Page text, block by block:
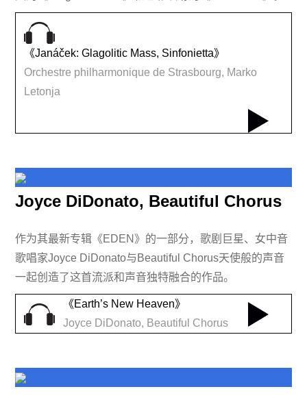
《Janáček: Glagolitic Mass, Sinfonietta》
Orchestre philharmonique de Strasbourg, Marko
Letonja
Joyce DiDonato, Beautiful Chorus
作为其最新专辑《EDEN》的一部分，歌剧巨星、女中音
歌唱家Joyce DiDonato与Beautiful Chorus天使般的声音
一起创造了这首流派和声音独特融合的作品。
《Earth’s New Heaven》
Joyce DiDonato, Beautiful Chorus